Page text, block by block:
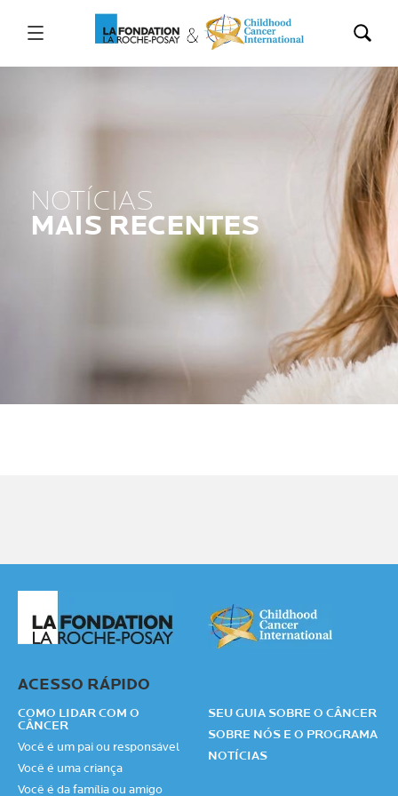
NOTÍCIAS
MAIS RECENTES
ACESSO RÁPIDO
COMO LIDAR COM O
CÂNCER
Você é um pai ou responsável
Você é uma criança
Você é da família ou amigo
SEU GUIA SOBRE O CÂNCER
SOBRE NÓS E O PROGRAMA
NOTÍCIAS